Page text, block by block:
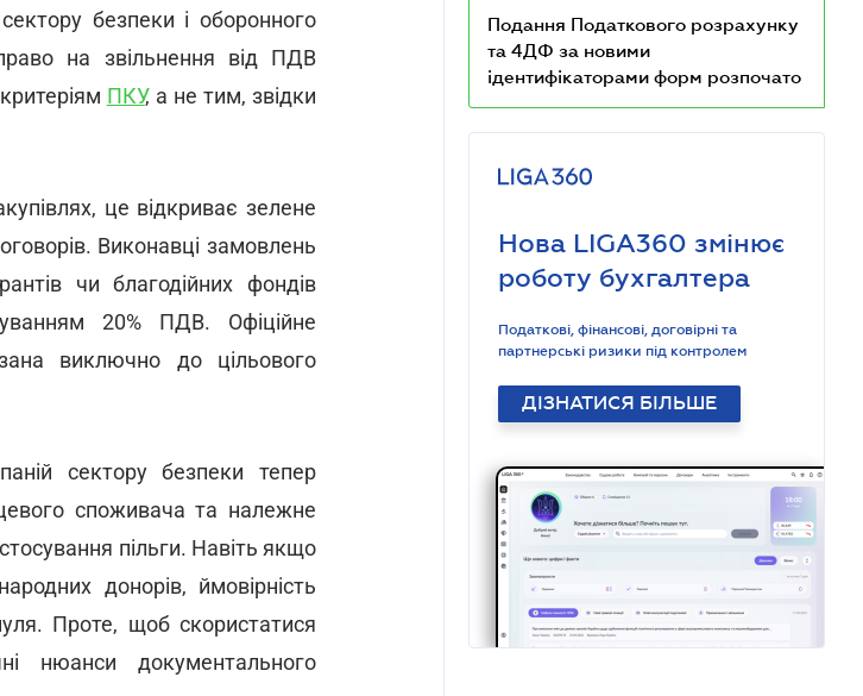
безпеки і оборонного
на звільнення від ПДВ
ПКУ, а не тим, звідки
це відкриває зелене
Виконавці замовлень
чи благодійних фондів
20% ПДВ. Офіційне
виключно до цільового
сектору безпеки тепер
споживача та належне
пільги. Навіть якщо
донорів, ймовірність
Проте, щоб скористатися
нюанси документального
Подання Податкового розрахунку
та 4ДФ за новими
ідентифікаторами форм розпочато
Нова LIGA360 змінює
роботу бухгалтера
Податкові, фінансові, договірні та
партнерські ризики під контролем
ДІЗНАТИСЯ БІЛЬШЕ